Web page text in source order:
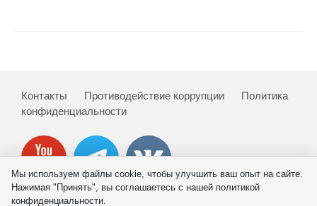
Нормативные документы
Диссертационный совет
О совете
Контакты Противодействие коррупции
Политика
конфиденциальности
Мы используем файлы cookie, чтобы улучшить ваш опыт на сайте.
Нажимая "Принять", вы соглашаетесь с нашей политикой
конфиденциальности.